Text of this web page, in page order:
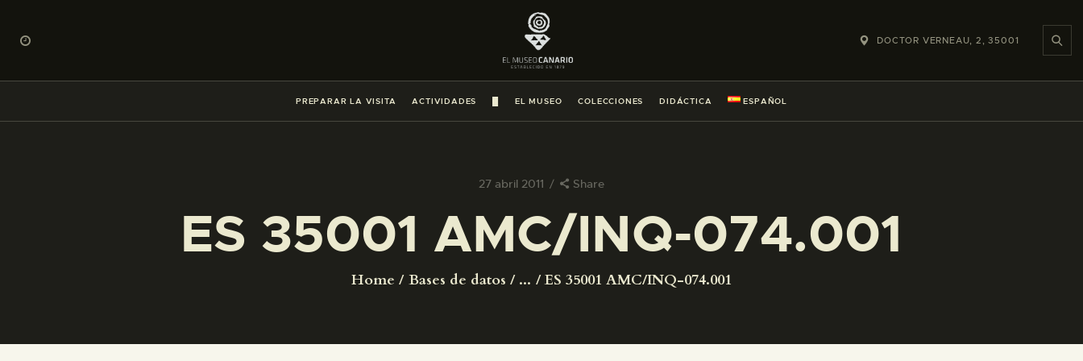
DOCTOR VERNEAU, 2, 35001
PREPARAR LA VISITA ACTIVIDADES EL MUSEO COLECCIONES DIDÁCTICA ESPAÑOL
27 abril 2011 Share
ES 35001 AMC/INQ-074.001
Home Bases de datos ... ES 35001 AMC/INQ-074.001
PREPARAR LA VISITA
ACTIVIDADES
█
COLECCIONES
DIDÁCTICA